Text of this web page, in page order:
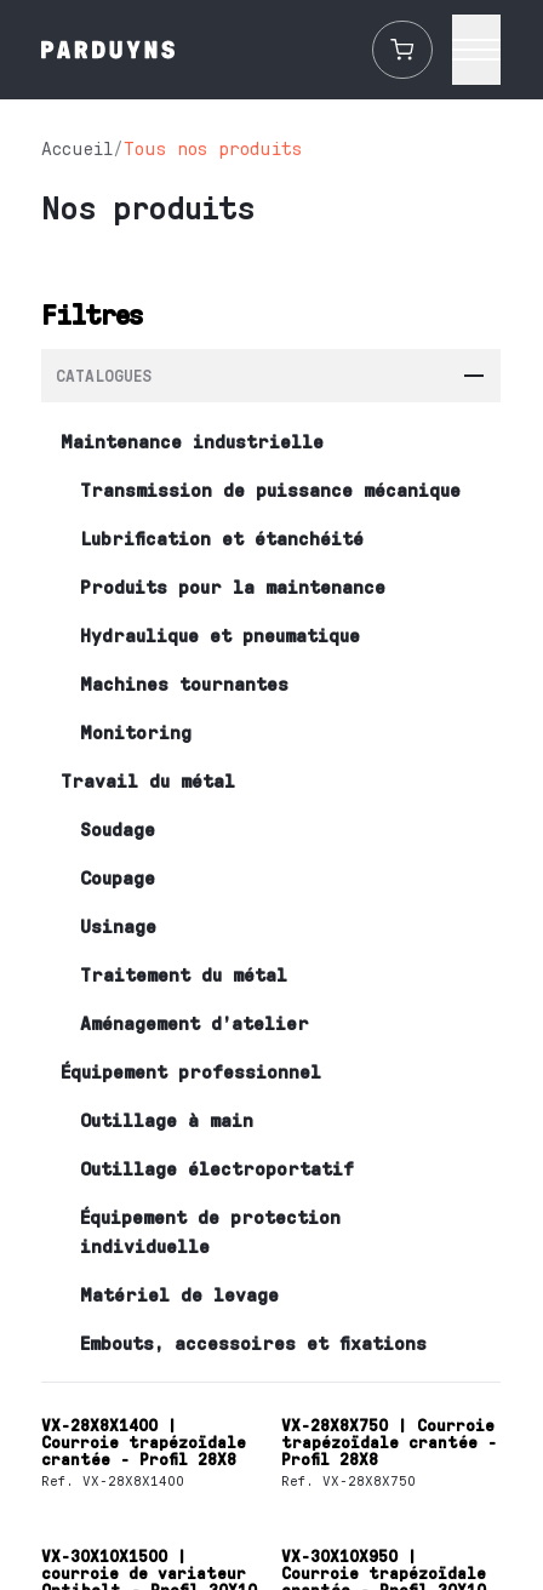
Accueil/Tous nos produits
Nos produits
Filtres
CATALOGUES
Maintenance industrielle
Transmission de puissance mécanique
Lubrification et étanchéité
Produits pour la maintenance
Hydraulique et pneumatique
Machines tournantes
Monitoring
Travail du métal
Soudage
Coupage
Usinage
Traitement du métal
Aménagement d’atelier
Équipement professionnel
Outillage à main
Outillage électroportatif
Équipement de protection
individuelle
Matériel de levage
Embouts, accessoires et fixations
VX-28X8X1400 |
Courroie trapézoïdale
crantée - Profil 28X8
Ref.VX-28X8X1400
VX-28X8X750 | Courroie
trapézoïdale crantée -
Profil 28X8
Ref. VX-28X8X750
VX-30X10X1500 |
courroie de variateur
VX-30X10X950 |
Courroie trapézoïdale